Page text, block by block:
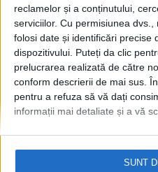
reclamelor și a conținutului,
serviciilor. Cu permisiunea dvs.,
folosi date și identificări precise
dispozitivului. Puteți da clic
prelucrarea realizată de către
conform descrierii de mai sus.
pentru a refuza să vă dați
informații mai detaliate și a vă
SUNT
© 2020Radio TOP Suceava 104 FM